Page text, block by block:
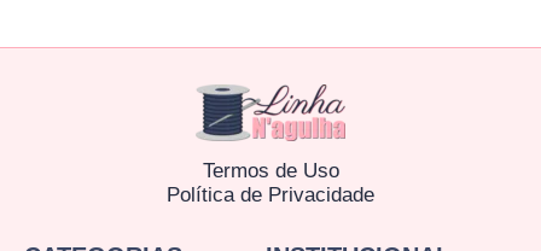
Termos de Uso
Política de Privacidade